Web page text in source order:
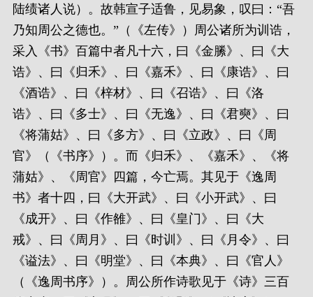
陆绩诸人说）。故韩宣子适鲁，见易象，叹曰：“吾
乃知周公之德也。”（《左传》）周公诸所为训诰，
采入《书》百篇中者凡十六，曰《金縢》、曰《大
诰》、曰《归禾》、曰《嘉禾》、曰《康诰》、曰
《酒诰》、曰《梓材》、曰《召诰》、曰《洛
诰》、曰《多士》、曰《无逸》、曰《君奭》、曰
《将蒲姑》、曰《多方》、曰《立政》、曰《周
官》（《书序》）。而《归禾》、《嘉禾》、《将
蒲姑》、《周官》四篇，今亡焉。其见于《逸周
书》者十四，曰《大开武》、曰《小开武》、曰
《成开》、曰《作雒》、曰《皇门》、曰《大
戒》、曰《周月》、曰《时训》、曰《月令》、曰
《谥法》、曰《明堂》、曰《本典》、曰《官人》
（《逸周书序》）。周公所作诗歌见于《诗》三百